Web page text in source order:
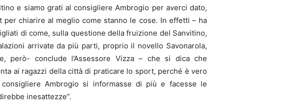
e siamo grati al consigliere Ambrogio per averci dato,
per chiarire al meglio come stanno le cose. In effetti – ha
di come, sulla questione della fruizione del Sanvitino,
arrivate da più parti, proprio il novello Savonarola,
però- conclude l’Assessore Vizza – che si dica che
ai ragazzi della città di praticare lo sport, perché è vero
Ambrogio si informasse di più e facesse le
inesattezze”.